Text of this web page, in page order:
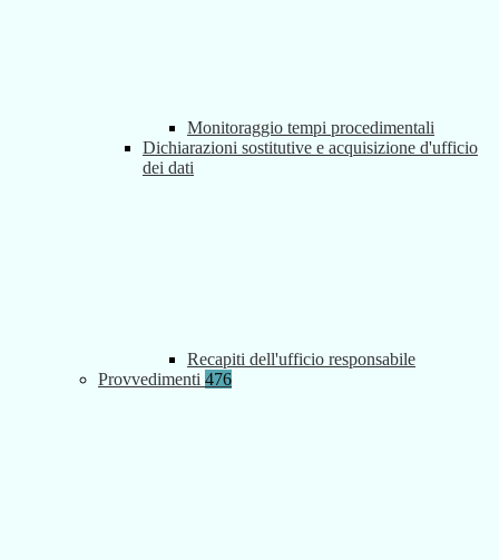
Monitoraggio tempi procedimentali
Dichiarazioni sostitutive e acquisizione d'ufficio
dei dati
Recapiti dell'ufficio responsabile
Provvedimenti 476